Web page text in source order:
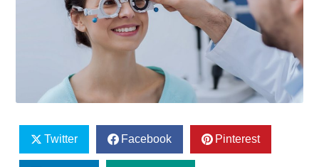
Twitter Facebook Pinterest